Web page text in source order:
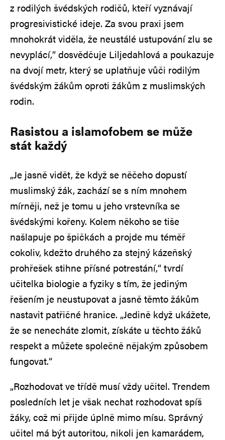
z rodilých švédských rodičů, kteří vyznávají
progresivistické ideje. Za svou praxi jsem
mnohokrát viděla, že neustálé ustupování zlu se
nevyplácí,“ dosvědčuje Liljedahlová a poukazuje
na dvojí metr, který se uplatňuje vůči rodilým
švédským žákům oproti žákům z muslimských
rodin.
Rasistou a islamofobem se může
stát každý
„Je jasně vidět, že když se něčeho dopustí
muslimský žák, zachází se s ním mnohem
mírněji, než je tomu u jeho vrstevníka se
švédskými kořeny. Kolem někoho se tiše
našlapuje po špičkách a projde mu téměř
cokoliv, kdežto druhého za stejný kázeňský
prohřešek stihne přísné potrestání,“ tvrdí
učitelka biologie a fyziky s tím, že jediným
řešením je neustupovat a jasně těmto žákům
nastavit patřičné hranice. „Jedině když ukážete,
že se nenecháte zlomit, získáte u těchto žáků
respekt a můžete společně nějakým způsobem
fungovat.“
„Rozhodovat ve třídě musí vždy učitel. Trendem
posledních let je však nechat rozhodovat spíš
žáky, což mi přijde úplně mimo mísu. Správný
učitel má být autoritou, nikoli jen kamarádem,